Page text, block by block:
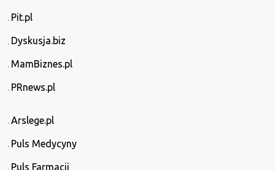
Pit.pl
Dyskusja.biz
MamBiznes.pl
PRnews.pl
Arslege.pl
Puls Medycyny
Puls Farmacji